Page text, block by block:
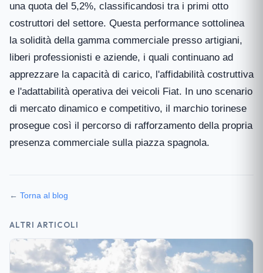
una quota del 5,2%, classificandosi tra i primi otto
costruttori del settore. Questa performance sottolinea
la solidità della gamma commerciale presso artigiani,
liberi professionisti e aziende, i quali continuano ad
apprezzare la capacità di carico, l'affidabilità costruttiva
e l'adattabilità operativa dei veicoli Fiat. In uno scenario
di mercato dinamico e competitivo, il marchio torinese
prosegue così il percorso di rafforzamento della propria
presenza commerciale sulla piazza spagnola.
← Torna al blog
ALTRI ARTICOLI